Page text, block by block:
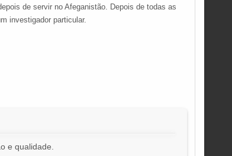
de servir no Afeganistão. Depois de todas as
investigador particular.
e qualidade.